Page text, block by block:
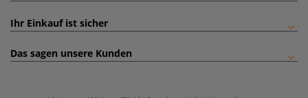
Ihr Einkauf ist sicher
Das sagen unsere Kunden